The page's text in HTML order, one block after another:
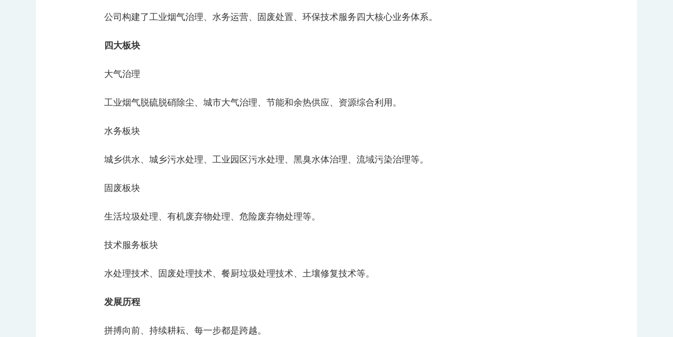
公司构建了工业烟气治理、水务运营、固废处置、环保技术服务四大核心业务体系。
四大板块
大气治理
工业烟气脱硫脱硝除尘、城市大气治理、节能和余热供应、资源综合利用。
水务板块
城乡供水、城乡污水处理、工业园区污水处理、 黑臭水体治理、流域污染治理等。
固废板块
生活垃圾处理、有机废弃物处理、危险废弃物处理等。
技术服务板块
水处理技术、固废处理技术、 餐厨垃圾处理技术、 土壤修复技术等。
发展历程
拼搏向前、持续耕耘、每一步都是跨越。